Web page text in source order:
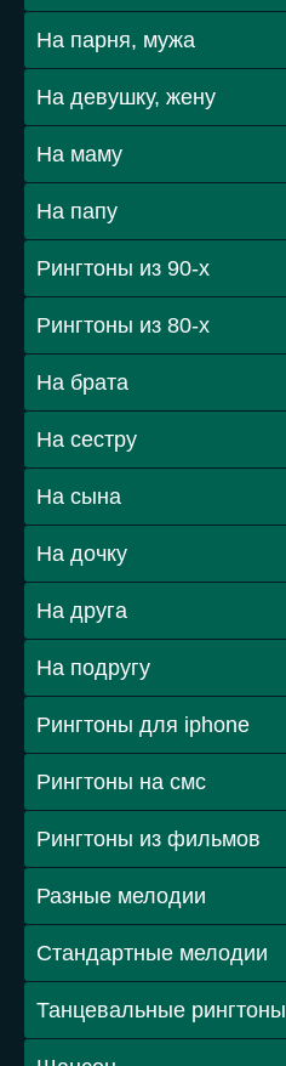
На парня, мужа
На девушку, жену
На маму
На папу
Рингтоны из 90-х
Рингтоны из 80-х
На брата
На сестру
На сына
На дочку
На друга
На подругу
Рингтоны для iphone
Рингтоны на смс
Рингтоны из фильмов
Разные мелодии
Стандартные мелодии
Танцевальные рингтоны